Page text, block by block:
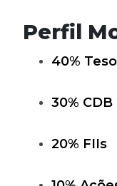
Perfil
40%
30%
20% FIIs